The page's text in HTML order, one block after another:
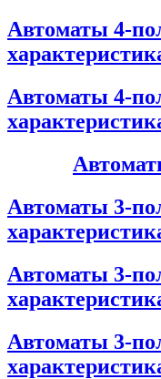
Автоматы 4-
Автоматы 4-
Автоматы 3-
Автоматы 3-
Автоматы 3-